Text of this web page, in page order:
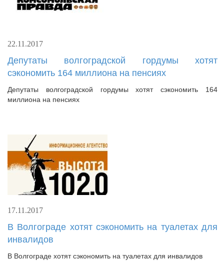
22.11.2017
Депутаты волгоградской гордумы хотят
сэкономить 164 миллиона на пенсиях
Депутаты волгоградской гордумы хотят сэкономить 164
миллиона на пенсиях
17.11.2017
В Волгограде хотят сэкономить на туалетах для
инвалидов
В Волгограде хотят сэкономить на туалетах для инвалидов